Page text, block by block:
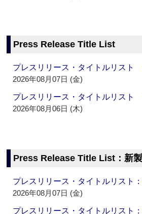
Press Release Title List
プレスリリース・タイトルリスト
2026年08月07日 (金)
プレスリリース・タイトルリスト
2026年08月06日 (木)
Press Release Title List：新
プレスリリース・タイトルリスト
2026年08月07日 (金)
プレスリリース・タイトルリスト